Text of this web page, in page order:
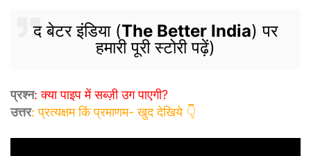
द बेटर इंडिया (The Better India) पर
हमारी पूरी स्टोरी पढ़ें)
प्रश्न: क्या पाइप में सब्ज़ी उग पाएगी?
उत्तर: प्रत्यक्षम किं प्रमाणम- खुद देखिये 👇